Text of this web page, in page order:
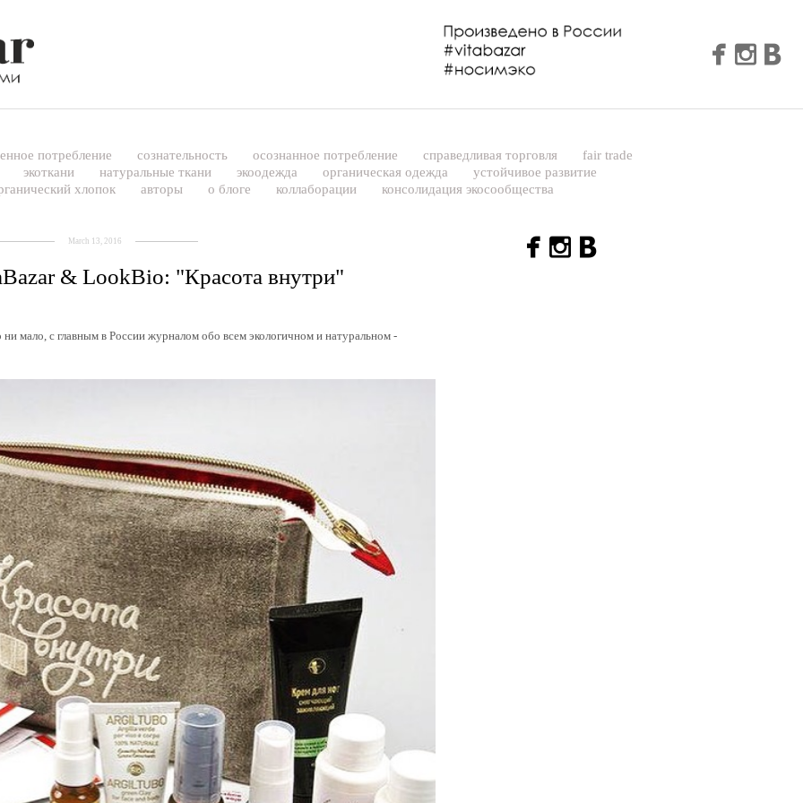
потребление сознательность осознанное потребление справедливая торговля
fair trade
экоткани натуральные ткани экоодежда органическая одежда
устойчивое развитие
хлопок
авторы о блоге коллаборации консолидация экосообщества
March 13, 2016
& LookBio: "Красота внутри"
мало, с главным в России журналом обо всем экологичном и натуральном -